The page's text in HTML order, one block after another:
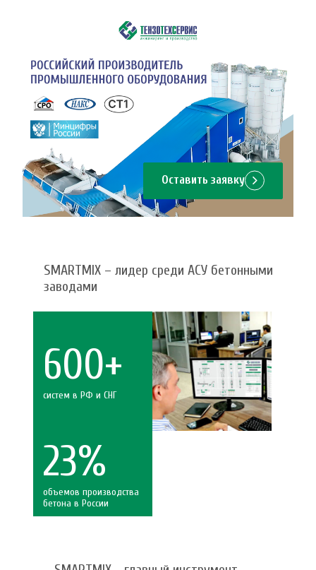
Оставить заявку
SMARTMIX – лидер среди АСУ бетонными
заводами
600+
систем в РФ и СНГ
23%
объемов производства
бетона в России